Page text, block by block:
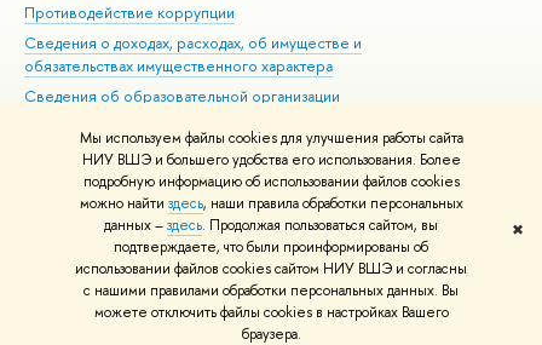
Мы используем файлы cookies для улучшения работы сайта
НИУ ВШЭ и большего удобства его использования. Более
подробную информацию об использовании файлов cookies
можно найти здесь, наши правила обработки персональных
данных –здесь. Продолжая пользоваться сайтом, вы
подтверждаете, что были проинформированы об
использовании файлов cookies сайтом НИУ ВШЭ и согласны
с нашими правилами обработки персональных данных. Вы
можете отключить файлы cookies в настройках Вашего
браузера.
✖
Противодействие коррупции
Сведения о доходах, расходах, об имуществе и
обязательствах имущественного характера
Сведения об образовательной организации
Людям с ограниченными возможностями здоровья
Единая платежная страница
Работа в Вышке
© НИУ ВШЭ 1993–2026 Адреса и контакты Условия использования
материалов Политика конфиденциальности Карта сайта
Шрифты HSE Sans и HSE Slab разработаны вШколе дизайна НИУ ВШЭ